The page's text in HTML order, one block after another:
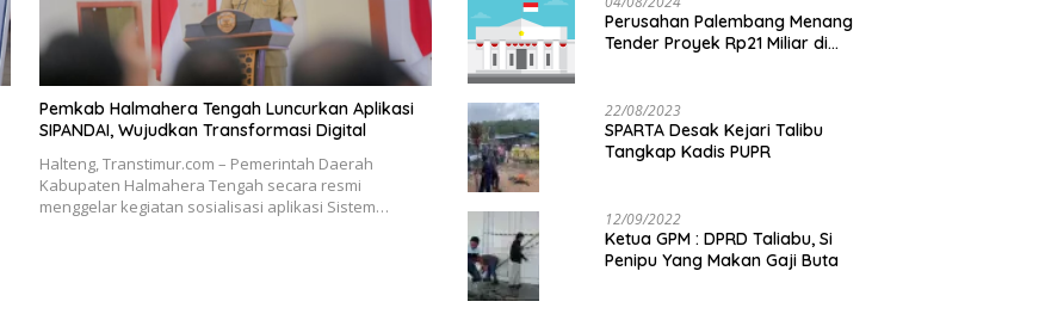
Pemkab Halmahera Tengah Luncurkan Aplikasi
SIPANDAI, Wujudkan Transformasi Digital
Halteng, Transtimur.com – Pemerintah Daerah
Kabupaten Halmahera Tengah secara resmi
menggelar kegiatan sosialisasi aplikasi Sistem…
Perusahan Palembang Menang
Tender Proyek Rp21 Miliar di
22/08/2023
SPARTA Desak Kejari Talibu
Tangkap Kadis PUPR
12/09/2022
Ketua GPM : DPRD Taliabu, Si
Penipu Yang Makan Gaji Buta